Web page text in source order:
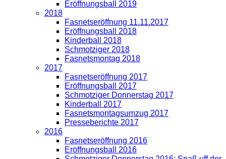
Eröffnungsball 2019
2018
Fasnetseröffnung 11.11.2017
Eröffnungsball 2018
Kinderball 2018
Schmotziger 2018
Fasnetsmontag 2018
2017
Fasnetseröffnung 2017
Eröffnungsball 2017
Schmotziger Donnerstag 2017
Kinderball 2017
Fasnetsmontagsumzug 2017
Presseberichte 2017
2016
Fasnetseröffnung 2016
Eröffnungsball 2016